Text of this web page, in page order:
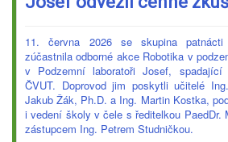
11. června 2026 se skupina
zúčastnila odborné akce Robotika v
v Podzemní laboratoři Josef,
ČVUT. Doprovod jim poskytli učitelé
Jakub Žák, Ph.D. a Ing. Martin Kostka,
i vedení školy v čele s ředitelkou PaedDr.
zástupcem Ing. Petrem Studničkou.